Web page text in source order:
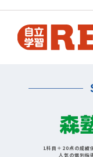
1科目＋20点の成績
人気の個別指